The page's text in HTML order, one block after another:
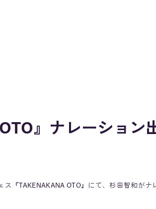
』ナレーション
ス『TAKENAKANA OTO』にて、杉田智和がナ